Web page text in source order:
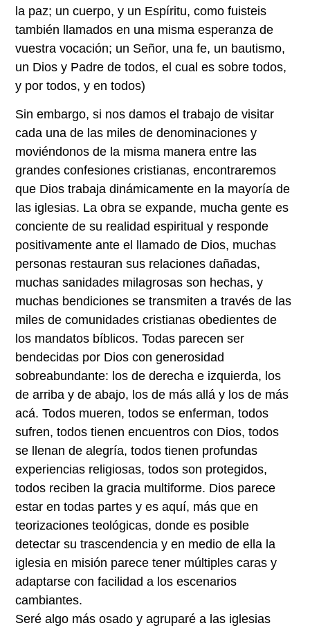
la paz; un cuerpo, y un Espíritu, como fuisteis
también llamados en una misma esperanza de
vuestra vocación; un Señor, una fe, un bautismo,
un Dios y Padre de todos, el cual es sobre todos,
y por todos, y en todos)
Sin embargo, si nos damos el trabajo de visitar
cada una de las miles de denominaciones y
moviéndonos de la misma manera entre las
grandes confesiones cristianas, encontraremos
que Dios trabaja dinámicamente en la mayoría de
las iglesias. La obra se expande, mucha gente es
conciente de su realidad espiritual y responde
positivamente ante el llamado de Dios, muchas
personas restauran sus relaciones dañadas,
muchas sanidades milagrosas son hechas, y
muchas bendiciones se transmiten a través de las
miles de comunidades cristianas obedientes de
los mandatos bíblicos. Todas parecen ser
bendecidas por Dios con generosidad
sobreabundante: los de derecha e izquierda, los
de arriba y de abajo, los de más allá y los de más
acá. Todos mueren, todos se enferman, todos
sufren, todos tienen encuentros con Dios, todos
se llenan de alegría, todos tienen profundas
experiencias religiosas, todos son protegidos,
todos reciben la gracia multiforme. Dios parece
estar en todas partes y es aquí, más que en
teorizaciones teológicas, donde es posible
detectar su trascendencia y en medio de ella la
iglesia en misión parece tener múltiples caras y
adaptarse con facilidad a los escenarios
cambiantes.
Seré algo más osado y agruparé a las iglesias